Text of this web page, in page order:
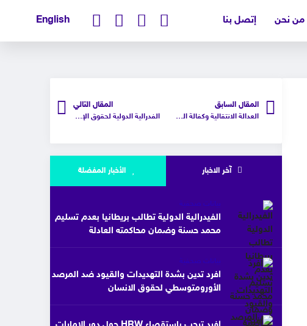
من نحن إتصل بنا English
المقال السابق
العدالة الانتقالية وكفالة الحقوق الأساسية هي بوابة العبور لسوريا الجديدة
المقال التالي
الفدرالية الدولية لحقوق الإنسان والتنمية تدين قرار ترحيل الشاعر المصري التركي عبد الرحمن يوسف من لبنان إلى الإمارات
آخر الاخبار الأخبار المفضلة
بيانات صحفية
الفيدرالية الدولية تطالب بريطانيا بعدم تسليم
محمد حسنة وضمان محاكمته العادلة
بيانات صحفية
افرد تدين بشدة التهديدات والقيود ضد المرصد
الأورومتوسطي لحقوق الانسان